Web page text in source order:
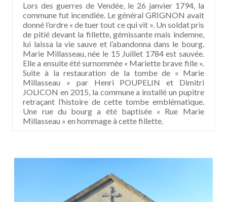
Lors des guerres de Vendée, le 26 janvier 1794, la
commune fut incendiée. Le général GRIGNON avait
donné l’ordre « de tuer tout ce qui vit ». Un soldat pris
de pitié devant la fillette, gémissante mais indemne,
lui laissa la vie sauve et l’abandonna dans le bourg.
Marie Millasseau, née le 15 Juillet 1784 est sauvée.
Elle a ensuite été surnommée « Mariette brave fille ».
Suite à la restauration de la tombe de « Marie
Millasseau » par Henri POUPELIN et Dimitri
JOLICON en 2015, la commune a installé un pupitre
retraçant l’histoire de cette tombe emblématique.
Une rue du bourg a été baptisée « Rue Marie
Millasseau » en hommage à cette fillette.